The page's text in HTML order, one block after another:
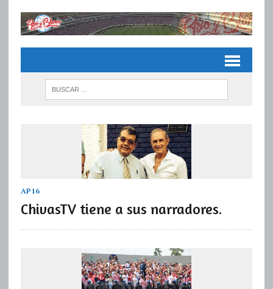
AP16
ChivasTV tiene a sus narradores.